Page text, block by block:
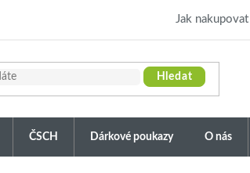
Jak nakupovat
Hledat
ČSCH Dárkové poukazy O nás